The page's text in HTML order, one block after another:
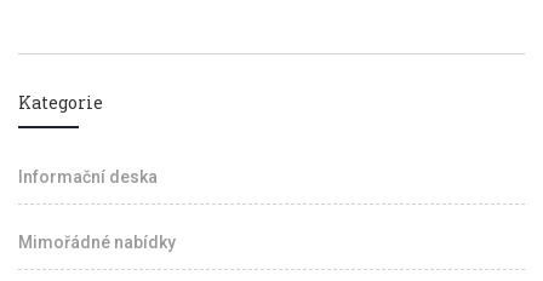
Kategorie
Informační deska
Mimořádné nabídky